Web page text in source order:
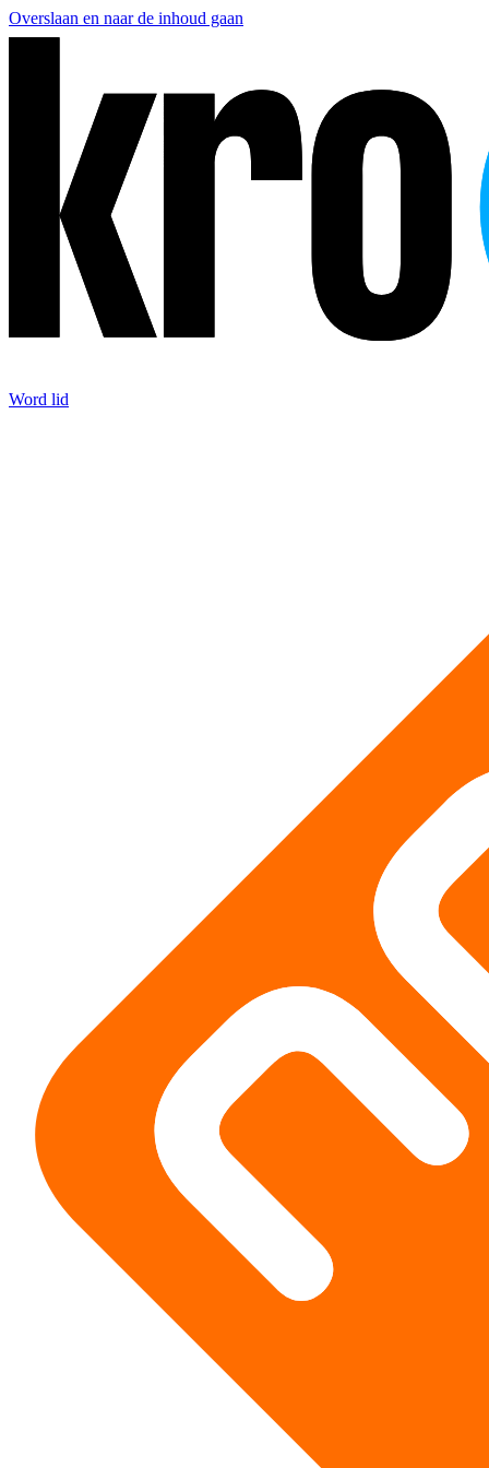
Overslaan en naar de inhoud gaan
Word lid